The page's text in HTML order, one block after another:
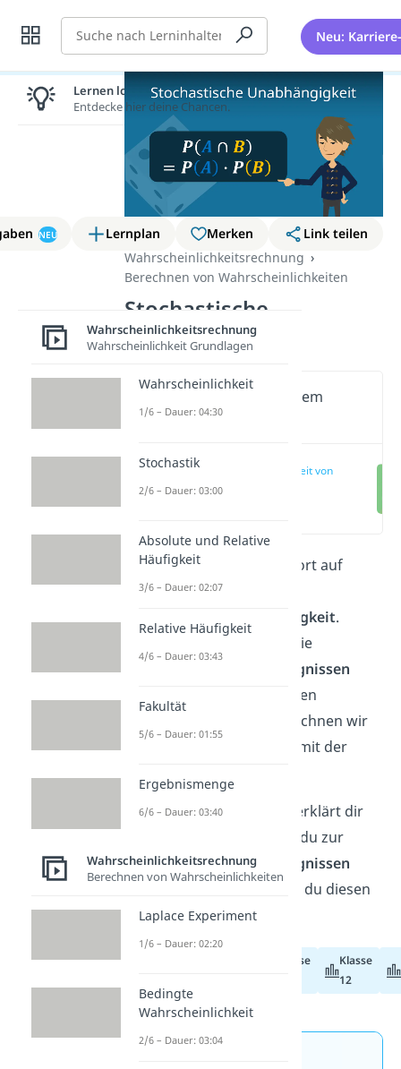
Suche Neu:
NEU Lernplan Merken
Link teilen
Wahrscheinlichkeitsrechnung
Berechnen von Wahrscheinlichkeiten
Stochastische
Unabhängigkeit
Wichtige Inhalte in diesem
Video
Unabhängigkeit von
Hier findest du eine Antwort auf
deine Fragen zum Thema
stochastische Unabhängigkeit.
Dieser Artikel behandelt die
Unabhängigkeit von Ereignissen
anhand eines anschaulichen
Außerdem berechnen wir
die Wahrscheinlichkeiten mit der
UnserVideozum Thema erklärt dir
kurz und knapp alles was du zur
Unabhängigkeit von Ereignissen
wissen solltest, ohne dass du diesen
Artikel lesen musst!
Klasse
Klasse
12
Lernen lohnt sich!
Entdecke hier deine Chancen.
Wahrscheinlichkeitsrechnung
Wahrscheinlichkeit Grundlagen
Wahrscheinlichkeit
1/6 – Dauer: 04:30
Stochastik
2/6 – Dauer: 03:00
Absolute und Relative
Häufigkeit
3/6 – Dauer: 02:07
Relative Häufigkeit
4/6 – Dauer: 03:43
Fakultät
5/6 – Dauer: 01:55
Ergebnismenge
6/6 – Dauer: 03:40
Wahrscheinlichkeitsrechnung
Berechnen von Wahrscheinlichkeiten
Laplace Experiment
1/6 – Dauer: 02:20
Bedingte
Wahrscheinlichkeit
2/6 – Dauer: 03:04